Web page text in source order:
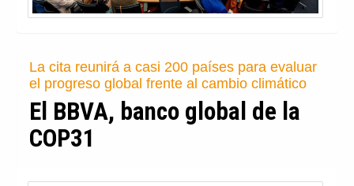
La cita reunirá a casi 200 países para evaluar
el progreso global frente al cambio climático
El BBVA, banco global de la
COP31